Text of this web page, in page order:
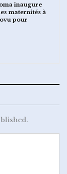
inaugure
maternités à
pour